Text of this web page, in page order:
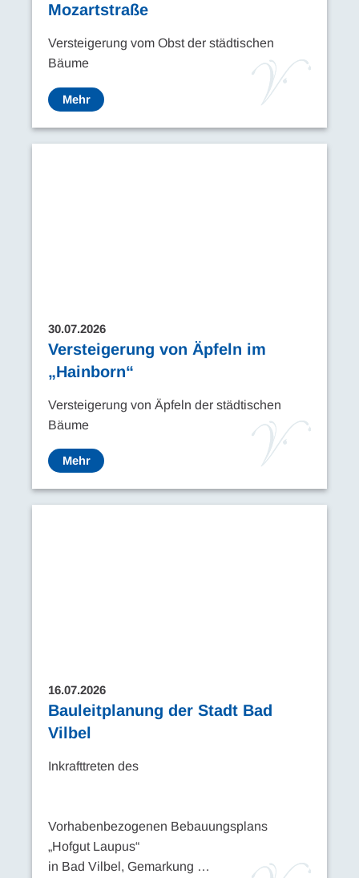
Mozartstraße
Versteigerung vom Obst der städtischen
Bäume
Mehr
30.07.2026
Versteigerung von Äpfeln im
„Hainborn“
Versteigerung von Äpfeln der städtischen
Bäume
Mehr
16.07.2026
Bauleitplanung der Stadt Bad
Vilbel
Inkrafttreten des
Vorhabenbezogenen Bebauungsplans
„Hofgut Laupus“
in Bad Vilbel, Gemarkung …